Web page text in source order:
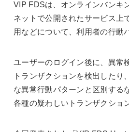
VIP FDSは、オンラインバンキ
ネットで公開されたサービス上
用などについて、利用者の行動
ユーザーのログイン後に、異常
トランザクションを検出した
な異常行動パターンと区別する
各種の疑わしいトランザクショ